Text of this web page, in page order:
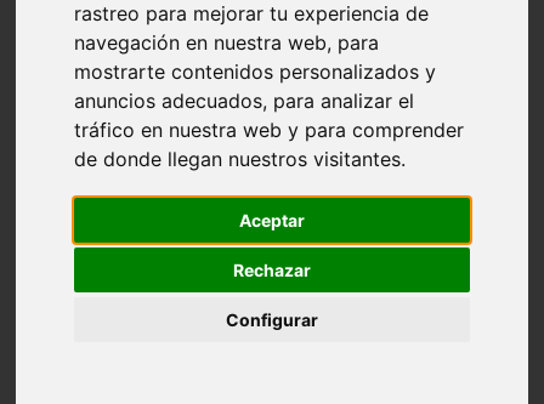
rastreo para mejorar tu experiencia de
navegación en nuestra web, para
mostrarte contenidos personalizados y
anuncios adecuados, para analizar el
tráfico en nuestra web y para comprender
de donde llegan nuestros visitantes.
Aceptar
Rechazar
Configurar
Asturias - gijón
Girona - figueres
Alicante - santa-pola
Almería - roquetas-de-mar
Girona - tossa-de-mar
Barcelona - sant-cugat-del-vallès
Alicante - l39alfàs-del-pi
Barcelona - vilanova-i-la-geltrú
Castellón - peñíscola
Illes-balears - sant-josep-de-sa-talaia